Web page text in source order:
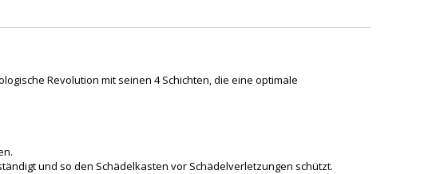
Revolution mit seinen 4 Schichten, die eine optimale
und so den Schädelkasten vor Schädelverletzungen schützt.